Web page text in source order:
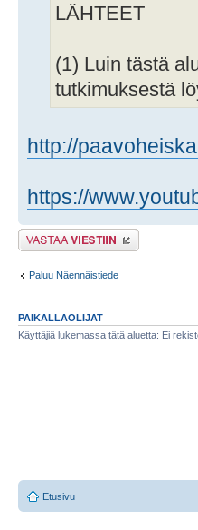
LÄHTEET
(1) Luin tästä
tutkimuksestä
http://
https://
Lähetä vastaus
Paluu Näennäistiede
PAIKALLAOLIJAT
Käyttäjiä lukemassa tätä aluetta: Ei
Etusivu